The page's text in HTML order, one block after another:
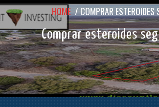
HOME/ COMPRAR
Comprar esteroides